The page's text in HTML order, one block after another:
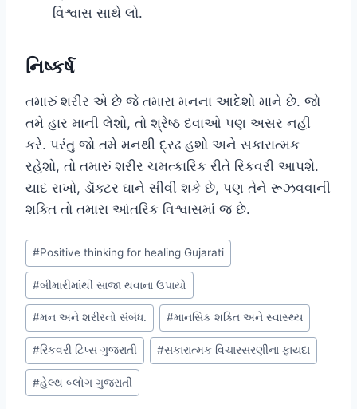
વિશ્વાસ સાથે લો.
નિષ્કર્ષ
તમારું શરીર એ છે જે તમારા મનના આદેશો માને છે. જો
તમે હાર માની લેશો, તો શ્રેષ્ઠ દવાઓ પણ અસર નહીં
કરે. પરંતુ જો તમે મનથી દ્રઢ હશો અને સકારાત્મક
રહેશો, તો તમારું શરીર ચમત્કારિક રીતે રિકવરી આપશે.
યાદ રાખો, ડૉક્ટર ઘાને સીવી શકે છે, પણ તેને રૂઝવવાની
શક્તિ તો તમારા આંતરિક વિશ્વાસમાં જ છે.
Post
Tags:
#Positive thinking for healing Gujarati
#બીમારીમાંથી સાજા થવાના ઉપાયો
#મન અને શરીરનો સંબંધ. #માનસિક શક્તિ અને સ્વાસ્થ્ય
#રિકવરી ટિપ્સ ગુજરાતી #સકારાત્મક વિચારસરણીના ફાયદા
#હેલ્થ બ્લોગ ગુજરાતી